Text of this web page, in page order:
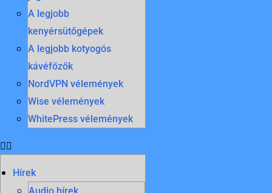
A legjobb
kenyérsütőgépek
A legjobb kotyogós
kávéfőzők
NordVPN vélemények
Wise vélemények
WhitePress vélemények
Hírek
Audio hírek